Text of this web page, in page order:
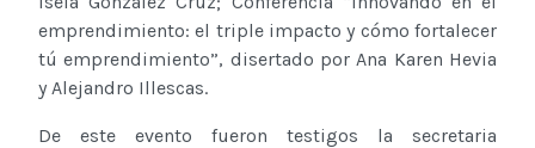
emprendimiento: el triple impacto y cómo fortalecer
tú emprendimiento”, disertado por Ana Karen Hevia
y Alejandro Illescas.
De este evento fueron testigos la secretaria